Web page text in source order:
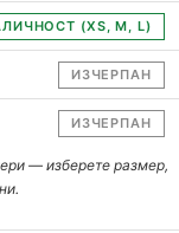
(XS, M, L)
ИЗЧЕРПАН
ИЗЧЕРПАН
— изберете размер,